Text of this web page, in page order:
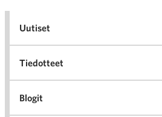
Uutiset
Tiedotteet
Blogit